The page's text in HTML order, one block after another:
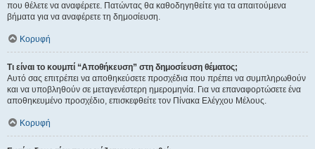
που θέλετε να αναφέρετε. Πατώντας θα καθοδηγηθείτε για τα απαιτούμενα
βήματα για να αναφέρετε τη δημοσίευση.
Κορυφή
Τι είναι το κουμπί “Αποθήκευση” στη δημοσίευση θέματος;
Αυτό σας επιτρέπει να αποθηκεύσετε προσχέδια που πρέπει να συμπληρωθούν
και να υποβληθούν σε μεταγενέστερη ημερομηνία. Για να επαναφορτώσετε ένα
αποθηκευμένο προσχέδιο, επισκεφθείτε τον Πίνακα Ελέγχου Μέλους.
Κορυφή